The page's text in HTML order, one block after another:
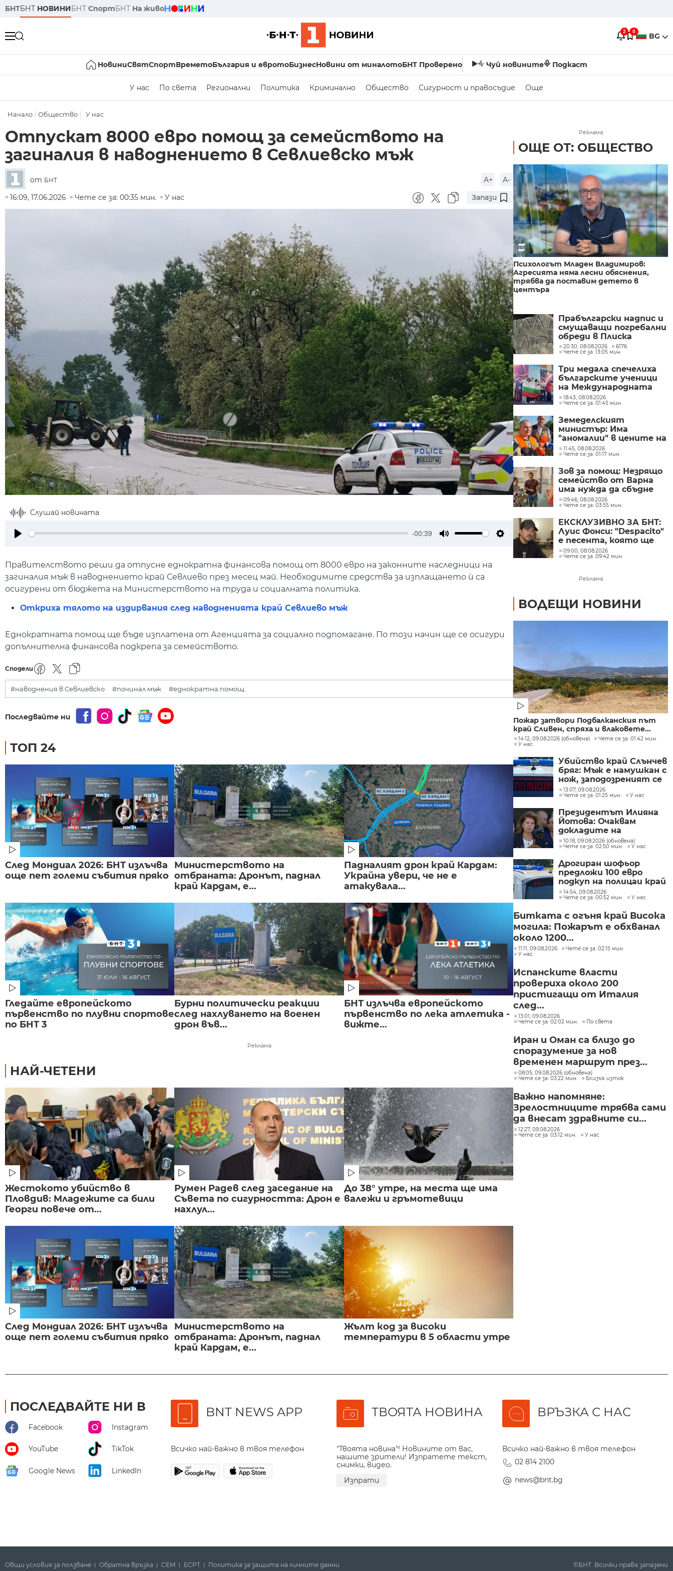
БНТБНТ НОВИНИБНТ СпортБНТ На живо
2 0 BG
НовиниСвятСпортВреметоБългария и евротоБизнесНовини от миналотоБНТ Проверено Чуй новините Подкаст
У нас По света Регионални Политика Криминално Общество Сигурност и правосъдие Още
Начало Общество У нас
Отпускат 8000 евро помощ за семейството на
загиналия в наводнението в Севлиевско мъж
от БНТ A+
A-
16:09, 17.06.2026
Чете се за: 00:35 мин. У нас Запази
Слушай новината
-00:39
Settings
Правителството реши да отпусне еднократна финансова помощ от 8000 евро на законните наследници на
загиналия мъж в наводнението край Севлиево през месец май. Необходимите средства за изплащането ѝ са
осигурени от бюджета на Министерството на труда и социалната политика.
Откриха тялото на издирвания след наводненията край Севлиево мъж
Еднократната помощ ще бъде изплатена от Агенцията за социално подпомагане. По този начин ще се осигури
допълнителна финансова подкрепа за семейството.
Сподели
#наводнения в Севлиевско #починал мъж #еднократна помощ
Последвайте ни
ТОП 24
След Мондиал 2026: БНТ излъчва
още пет големи събития пряко
Министерството на
отбраната: Дронът, паднал
край Кардам, е...
Падналият дрон край Кардам:
Украйна увери, че не е
атакувала...
Гледайте европейското
първенство по плувни спортове
по БНТ 3
Бурни политически реакции
след нахлуването на военен
дрон във...
БНТ излъчва европейското
първенство по лека атлетика -
вижте...
Реклама
НАЙ-ЧЕТЕНИ
Жестокото убийство в
Пловдив: Младежите са били
Георги повече от...
Румен Радев след заседание на
Съвета по сигурността: Дрон е
нахлул...
До 38° утре, на места ще има
валежи и гръмотевици
След Мондиал 2026: БНТ излъчва
още пет големи събития пряко
Министерството на
отбраната: Дронът, паднал
край Кардам, е...
Жълт код за високи
температури в 5 области утре
Реклама
ОЩЕ ОТ: ОБЩЕСТВО
Психологът Младен Владимиров:
Агресията няма лесни обяснения,
трябва да поставим детето в
центъра
Прабългарски надпис и
смущаващи погребални
обреди в Плиска
20:30, 08.08.2026
6176
Чете се за: 13:05 мин.
Три медала спечелиха
българските ученици
на Международната
олимпиада по
изкуствен интелект в
18:43, 08.08.2026
Чете се за: 01:45 мин.
Земеделският
министър: Има
"аномалии" в цените на
вносните плодове и
зеленчуци
11:45, 08.08.2026
Чете се за: 01:17 мин.
Зов за помощ: Незрящо
семейство от Варна
има нужда да сбъдне
една мечта
09:46, 08.08.2026
Чете се за: 03:55 мин.
ЕКСКЛУЗИВНО ЗА БНТ:
Луис Фонси: "Despacito"
е песента, която ще
изпълнявам до края на
живота си
09:00, 08.08.2026
Чете се за: 09:42 мин.
Реклама
ВОДЕЩИ НОВИНИ
Пожар затвори Подбалканския път
край Сливен, спряха и влаковете...
14:12, 09.08.2026 (обновена)
Чете се за: 01:42 мин.
У нас
Убийство край Слънчев
бряг: Мъж е намушкан с
нож, заподозреният се
опитал да избяга
13:07, 09.08.2026
Чете се за: 01:25 мин.
У нас
Президентът Илияна
Йотова: Очаквам
докладите на
службите какъв е
дронът и каква е била
10:18, 09.08.2026 (обновена)
Чете се за: 02:50 мин.
У нас
Дрогиран шофьор
предложи 100 евро
подкуп на полицаи край
Поморие
14:54, 09.08.2026
Чете се за: 00:52 мин.
У нас
Битката с огъня край Висока
могила: Пожарът е обхванал
около 1200...
11:11, 09.08.2026
Чете се за: 02:15 мин.
У нас
Испанските власти
провериха около 200
пристигащи от Италия
след...
13:01, 09.08.2026
Чете се за: 02:02 мин.
По света
Иран и Оман са близо до
споразумение за нов
временен маршрут през...
08:05, 09.08.2026 (обновена)
Чете се за: 03:22 мин.
Близък изток
Важно напомняне:
Зрелостниците трябва сами
да внесат здравните си...
12:27, 09.08.2026
Чете се за: 03:12 мин.
У нас
ПОСЛЕДВАЙТЕ НИ В
Facebook Instagram
YouTube TikTok
Google News LinkedIn
BNT NEWS APP
Всичко най-важно в твоя телефон
ТВОЯТА НОВИНА
"Твоята новина"! Новините от вас,
нашите зрители! Изпратете текст,
снимки, видео.
Изпрати
ВРЪЗКА С НАС
Всичко най-важно в твоя телефон
02 814 2100
news@bnt.bg
Общи условия за ползване Обратна връзка СЕМ ECPT Политика за защита на личните данни ©БНТ. Всички права запазени